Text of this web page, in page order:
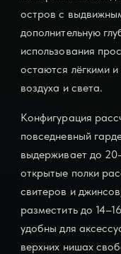
остров с
дополнительную
использования
остаются лёгкими
воздуха и света.
Конфигурация
повседневный
выдерживает до
открытые полки
свитеров и
разместить до
удобны для
верхних нишах